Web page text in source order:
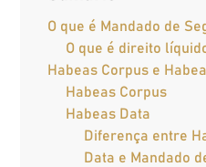
O que é Mandado de
O que é direito
Habeas Corpus e
Habeas Corpus
Habeas Data
Diferença entre
Data e Mandado